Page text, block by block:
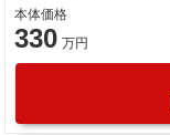
本体価格
330 万円